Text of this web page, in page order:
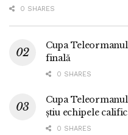
0 SHARES
Cupa
finală
0 SHARES
Cupa Teleormanul
știu echipele
0 SHARES